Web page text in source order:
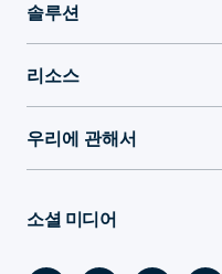
솔루션
리소스
우리에 관해서
소셜 미디어